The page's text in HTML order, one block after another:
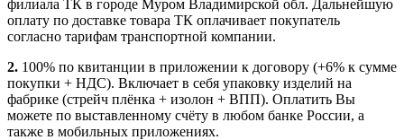
филиала ТК в городе Муром Владимирской обл. Дальнейшую
оплату по доставке товара ТК оплачивает покупатель
согласно тарифам транспортной компании.
2. 100% по квитанции в приложении к договору (+6% к сумме
покупки + НДС). Включает в себя упаковку изделий на
фабрике (стрейч плёнка + изолон + ВПП). Оплатить Вы
можете по выставленному счёту в любом банке России, а
также в мобильных приложениях.